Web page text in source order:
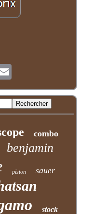
combo
benjamin
piston sauer
stock